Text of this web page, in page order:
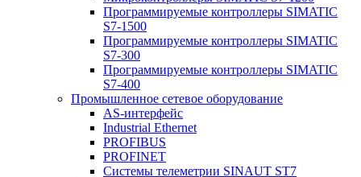
Программируемые контроллеры SIMATIC
S7-1500
Программируемые контроллеры SIMATIC
S7-300
Программируемые контроллеры SIMATIC
S7-400
Промышленное сетевое оборудование
AS-интерфейс
Industrial Ethernet
PROFIBUS
PROFINET
Системы телеметрии SINAUT ST7